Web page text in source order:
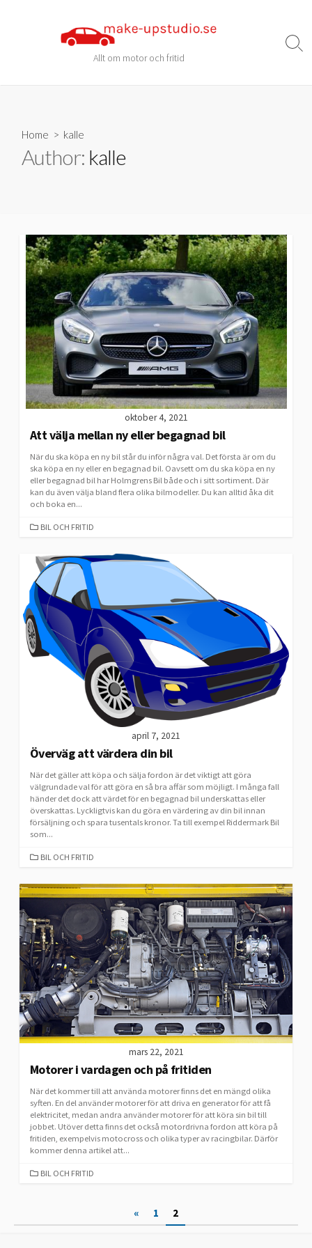
Allt om motor och fritid
Home > kalle
Author: kalle
oktober 4, 2021
Att välja mellan ny eller begagnad bil
När du ska köpa en ny bil står du inför några val. Det första är om du
ska köpa en ny eller en begagnad bil. Oavsett om du ska köpa en ny
eller begagnad bil har Holmgrens Bil både och i sitt sortiment. Där
kan du även välja bland flera olika bilmodeller. Du kan alltid åka dit
och boka en...
CATEGORIES
BIL OCH FRITID
april 7, 2021
Överväg att värdera din bil
När det gäller att köpa och sälja fordon är det viktigt att göra
välgrundade val för att göra en så bra affär som möjligt. I många fall
händer det dock att värdet för en begagnad bil underskattas eller
överskattas. Lyckligtvis kan du göra en värdering av din bil innan
försäljning och spara tusentals kronor. Ta till exempel Riddermark Bil
som...
CATEGORIES
BIL OCH FRITID
mars 22, 2021
Motorer i vardagen och på fritiden
När det kommer till att använda motorer finns det en mängd olika
syften. En del använder motorer för att driva en generator för att få
elektricitet, medan andra använder motorer för att köra sin bil till
jobbet. Utöver detta finns det också motordrivna fordon att köra på
fritiden, exempelvis motocross och olika typer av racingbilar. Därför
kommer denna artikel att...
CATEGORIES
BIL OCH FRITID
för
« 1 2